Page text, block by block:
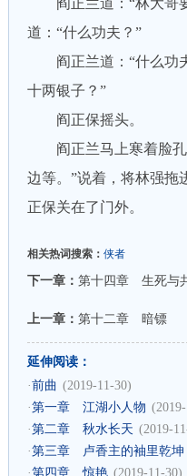
阎正兰道：“林大哥
道：“什么功夫？”
阎正兰道：“什么功
十两银子？”
阎正保摇头。
阎正兰马上寒着脸孔
边等。”说着，将林强拖
正保关在了门外。
相关热词搜索： 侠者
下一章： 第十四章 生死与
上一章： 第十二章 暗镖
延伸阅读：
·前曲 (2019-11-30)
·第一章 江湖小人物
·第二章 秋水长天 (2019-
·第三章 卢香主的袖里乾坤
·第四章 惊艳 (2019-11-30)